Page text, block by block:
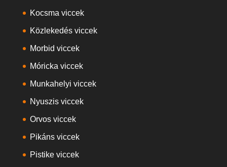
Kocsma viccek
Közlekedés viccek
Morbid viccek
Móricka viccek
Munkahelyi viccek
Nyuszis viccek
Orvos viccek
Pikáns viccek
Pistike viccek